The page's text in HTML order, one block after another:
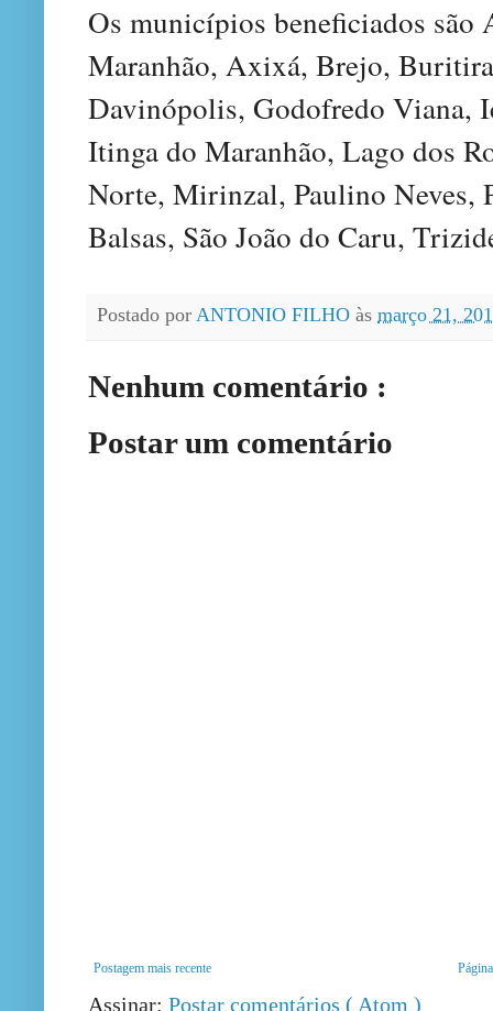
Os municípios beneficiados são
Maranhão, Axixá, Brejo,
Davinópolis, Godofredo Viana,
Itinga do Maranhão, Lago dos
Norte, Mirinzal, Paulino Neves,
Balsas, São João do Caru,
Postado por ANTONIO FILHO às março 21,
Nenhum comentário :
Postar um comentário
Postagem mais recente
Assinar: Postar comentários ( Atom )